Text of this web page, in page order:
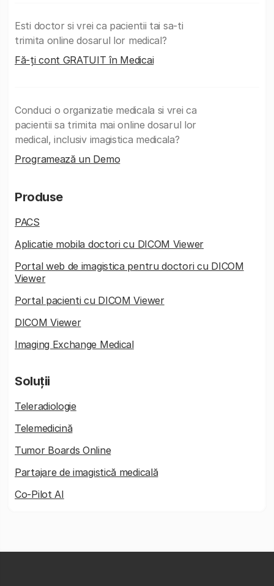
Esti doctor si vrei ca pacientii tai sa-ti
trimita online dosarul lor medical?
Fă-ți cont GRATUIT în Medicai
Conduci o organizatie medicala si vrei ca
pacientii sa trimita mai online dosarul lor
medical, inclusiv imagistica medicala?
Programează un Demo
Produse
PACS
Aplicatie mobila doctori cu DICOM Viewer
Portal web de imagistica pentru doctori cu DICOM
Viewer
Portal pacienti cu DICOM Viewer
DICOM Viewer
Imaging Exchange Medical
Soluții
Teleradiologie
Telemedicină
Tumor Boards Online
Partajare de imagistică medicală
Co-Pilot AI